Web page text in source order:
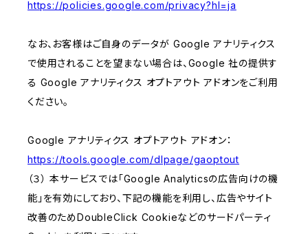
https://policies.google.com/privacy?hl=ja
なお、お客様はご自身のデータが Google アナリティクス
で使用されることを望まない場合は、Google 社の提供す
る Google アナリティクス オプトアウト アドオンをご利用
ください。
Google アナリティクス オプトアウト アドオン：
https://tools.google.com/dlpage/gaoptout
（３） 本サービスでは「Google Analyticsの広告向けの機
能」を有効にしており、下記の機能を利用し、広告やサイト
改善のためDoubleClick Cookieなどのサードパーティ